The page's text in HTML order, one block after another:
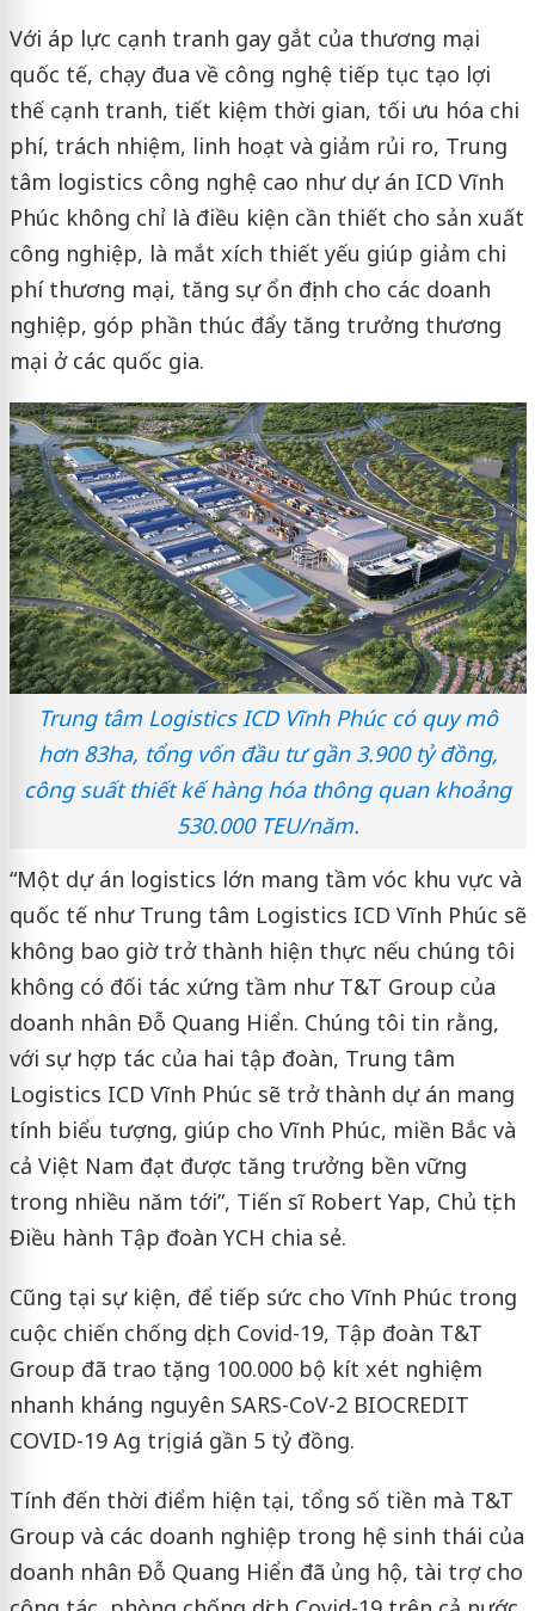
Với áp lực cạnh tranh gay gắt của thương mại
quốc tế, chạy đua về công nghệ tiếp tục tạo lợi
thế cạnh tranh, tiết kiệm thời gian, tối ưu hóa chi
phí, trách nhiệm, linh hoạt và giảm rủi ro, Trung
tâm logistics công nghệ cao như dự án ICD Vĩnh
Phúc không chỉ là điều kiện cần thiết cho sản xuất
công nghiệp, là mắt xích thiết yếu giúp giảm chi
phí thương mại, tăng sự ổn định cho các doanh
nghiệp, góp phần thúc đẩy tăng trưởng thương
mại ở các quốc gia.
Trung tâm Logistics ICD Vĩnh Phúc có quy mô
hơn 83ha, tổng vốn đầu tư gần 3.900 tỷ đồng,
công suất thiết kế hàng hóa thông quan khoảng
530.000 TEU/năm.
“Một dự án logistics lớn mang tầm vóc khu vực và
quốc tế như Trung tâm Logistics ICD Vĩnh Phúc sẽ
không bao giờ trở thành hiện thực nếu chúng tôi
không có đối tác xứng tầm như T&T Group của
doanh nhân Đỗ Quang Hiển. Chúng tôi tin rằng,
với sự hợp tác của hai tập đoàn, Trung tâm
Logistics ICD Vĩnh Phúc sẽ trở thành dự án mang
tính biểu tượng, giúp cho Vĩnh Phúc, miền Bắc và
cả Việt Nam đạt được tăng trưởng bền vững
trong nhiều năm tới”, Tiến sĩ Robert Yap, Chủ tịch
Điều hành Tập đoàn YCH chia sẻ.
Cũng tại sự kiện, để tiếp sức cho Vĩnh Phúc trong
cuộc chiến chống dịch Covid-19, Tập đoàn T&T
Group đã trao tặng 100.000 bộ kít xét nghiệm
nhanh kháng nguyên SARS-CoV-2 BIOCREDIT
COVID-19 Ag trị giá gần 5 tỷ đồng.
Tính đến thời điểm hiện tại, tổng số tiền mà T&T
Group và các doanh nghiệp trong hệ sinh thái của
doanh nhân Đỗ Quang Hiển đã ủng hộ, tài trợ cho